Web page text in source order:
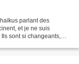
parlant des
et je ne suis
sont si changeants,